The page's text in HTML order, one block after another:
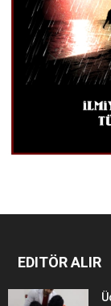
EDITÖR ALIR